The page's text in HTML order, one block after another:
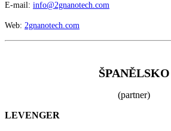
E-mail: info@2gnanotech.com
Web: 2gnanotech.com
ŠPANĚLSKO
(partner)
LEVENGER